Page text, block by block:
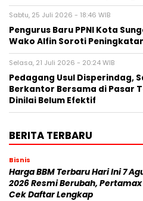
Sabtu, 25 Juli 2026 - 18:46 WIB
Pengurus Baru PPNI Kota
Wako Alfin Soroti
Selasa, 21 Juli 2026 - 20:24 WIB
Pedagang Usul Disperindag,
Berkantor Bersama di Pasar
Dinilai Belum Efektif
BERITA TERBARU
Bisnis
Harga BBM Terbaru Hari Ini 7
2026 Resmi Berubah, Pertamax
Cek Daftar Lengkap